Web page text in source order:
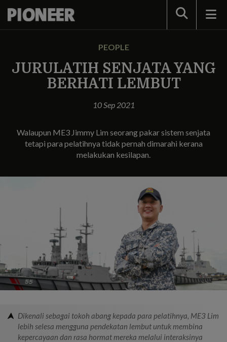
Search
PEOPLE
JURULATIH SENJATA YANG
BERHATI LEMBUT
10 Sep 2021
Walaupun ME3 Jimmy Lim seorang pakar sistem senjata
tetapi para pelatihnya tidak pernah dimarahi kerana
melakukan kesilapan.
Dikenali sebagai tokoh abang kepada para pelatihnya, ME3 Lim
lebih selesa mengguna pendekatan lembut untuk membina
kepercayaan dan rasa hormat mereka melalui interaksinya